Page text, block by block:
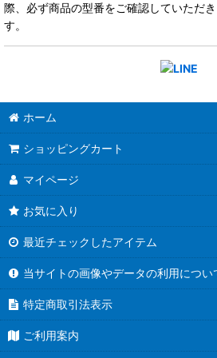
際、必ず商品の型番をご確認していただ
す。
ホーム
ショッピングカート
マイページ
お気に入り
最近チェックしたアイテム
当サイトの画像やデータの利用につい
特定商取引法表示
ご利用案内